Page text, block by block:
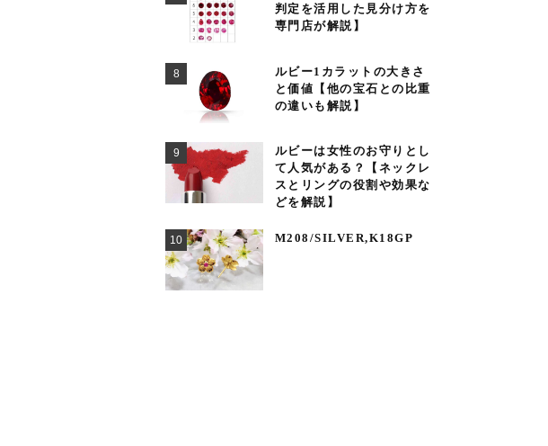
判定を活用した見分け方を
専門店が解説】
ルビー1カラットの大きさ
と価値【他の宝石との比重
の違いも解説】
ルビーは女性のお守りとし
て人気がある？【ネックレ
スとリングの役割や効果な
どを解説】
M208/SILVER,K18GP